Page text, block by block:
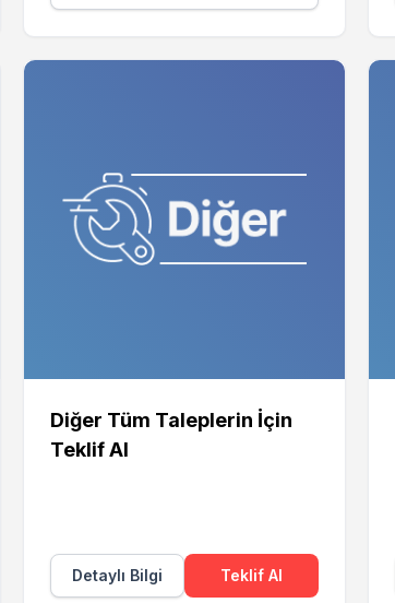
Diğer Tüm Taleplerin İçin
Teklif Al
Detaylı Bilgi Teklif Al